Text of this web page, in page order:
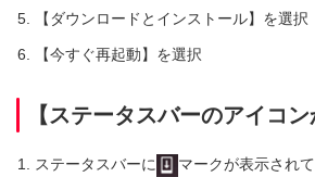
【ダウンロードとインストール】を選択
【今すぐ再起動】を選択
【ステータスバーのアイコン
ステータスバーに
マークが表示され